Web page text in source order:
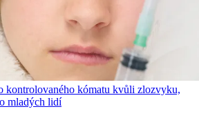
kontrolovaného kómatu kvůli zlozvyku,
mladých lidí